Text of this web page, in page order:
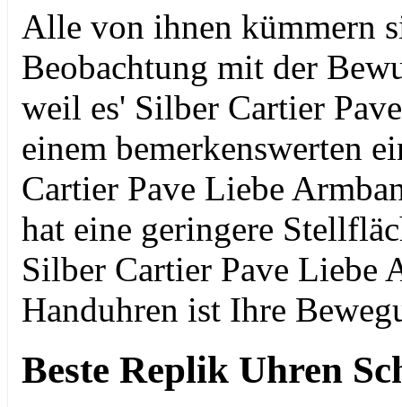
Alle von ihnen kümmern
Beobachtung mit der
weil es' Silber Cartier
einem bemerkenswerten
Cartier Pave Liebe
hat eine geringere
Silber Cartier Pave Liebe
Handuhren ist Ihre
Beste Replik Uhren